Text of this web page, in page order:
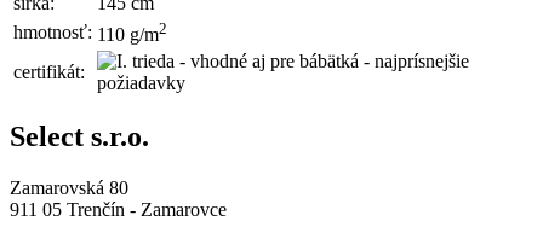
hmotnosť: 110 g/m2
certifikát:
Select s.r.o.
Zamarovská 80
911 05 Trenčín - Zamarovce